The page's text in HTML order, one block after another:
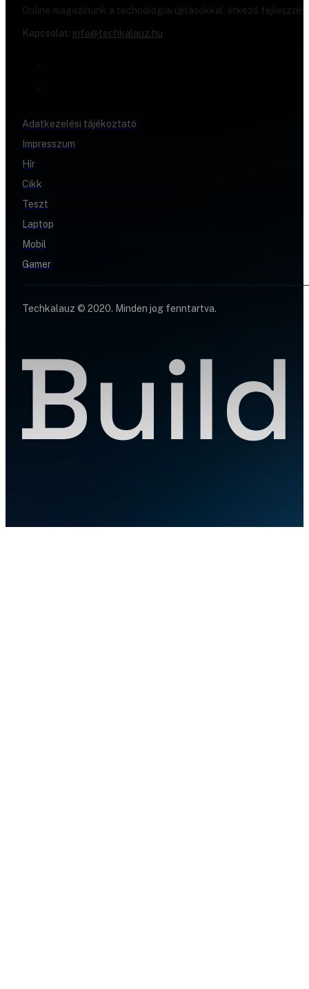
Online magazinunk a technológiai újításokkal, érkező
Kapcsolat: info@techkalauz.hu
Adatkezelési tájékoztató
Impresszum
Hír
Cikk
Teszt
Laptop
Mobil
Gamer
Techkalauz © 2020. Minden jog fenntartva.